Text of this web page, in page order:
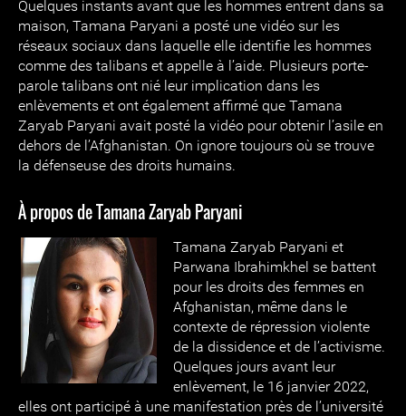
Quelques instants avant que les hommes entrent dans sa
maison, Tamana Paryani a posté une vidéo sur les
réseaux sociaux dans laquelle elle identifie les hommes
comme des talibans et appelle à l’aide. Plusieurs porte-
parole talibans ont nié leur implication dans les
enlèvements et ont également affirmé que Tamana
Zaryab Paryani avait posté la vidéo pour obtenir l’asile en
dehors de l’Afghanistan. On ignore toujours où se trouve
la défenseuse des droits humains.
À propos de Tamana Zaryab Paryani
Tamana Zaryab Paryani et
Parwana Ibrahimkhel se battent
pour les droits des femmes en
Afghanistan, même dans le
contexte de répression violente
de la dissidence et de l’activisme.
Quelques jours avant leur
enlèvement, le 16 janvier 2022,
elles ont participé à une manifestation près de l’université